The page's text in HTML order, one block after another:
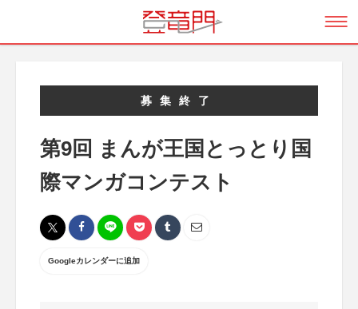
募集終了
第9回 まんが王国とっとり国
際マンガコンテスト
Googleカレンダーに追加